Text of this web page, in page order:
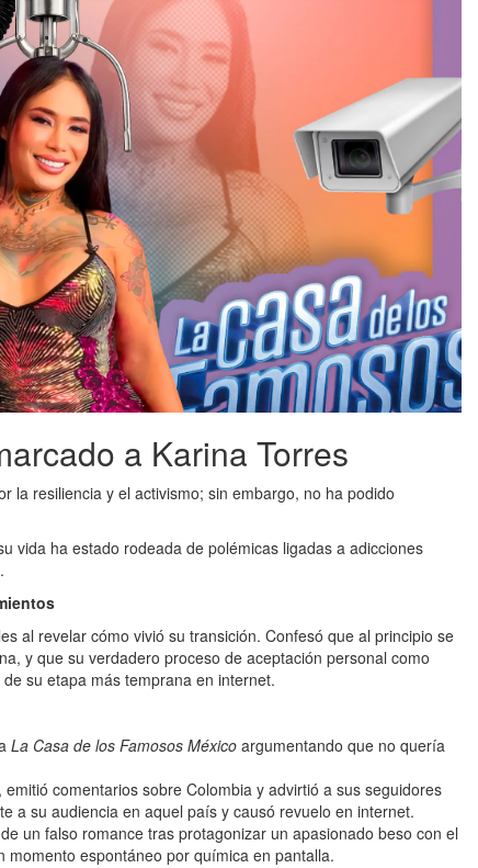
a Karina Torres
la resiliencia y el activismo; sin embargo, no ha podido
vida ha estado rodeada de polémicas ligadas a adicciones
al revelar cómo vivió su transición. Confesó que al principio se
y que su verdadero proceso de aceptación personal como
su etapa más temprana en internet.
La Casa de los Famosos México argumentando que no quería
comentarios sobre Colombia y advirtió a sus seguidores
a su audiencia en aquel país y causó revuelo en internet.
un falso romance tras protagonizar un apasionado beso con el
momento espontáneo por química en pantalla.